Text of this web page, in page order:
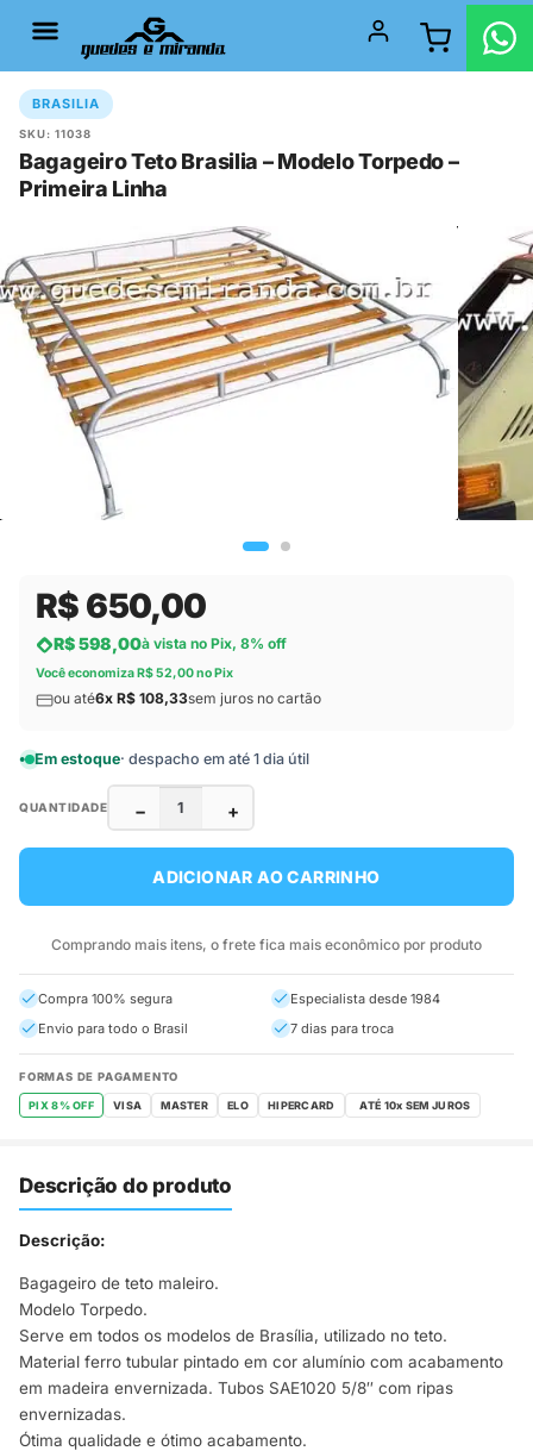
BRASILIA
SKU: 11038
Bagageiro Teto Brasilia – Modelo Torpedo –
Primeira Linha
R$ 650,00
R$ 598,00à vista no Pix, 8% off
Você economiza R$ 52,00 no Pix
ou até6x R$ 108,33sem juros no cartão
Em estoque· despacho em até 1 dia útil
QUANTIDADE − +
ADICIONAR AO CARRINHO
Comprando mais itens, o frete fica mais econômico por produto
Compra 100% segura
Especialista desde 1984
Envio para todo o Brasil
7 dias para troca
FORMAS DE PAGAMENTO
PIX 8% OFF VISA MASTER ELO HIPERCARD
Descrição do produto
Descrição:
Bagageiro de teto maleiro.
Modelo Torpedo.
Serve em todos os modelos de Brasília, utilizado no teto.
Material ferro tubular pintado em cor alumínio com acabamento
em madeira envernizada. Tubos SAE1020 5/8″ com ripas
envernizadas.
Ótima qualidade e ótimo acabamento.